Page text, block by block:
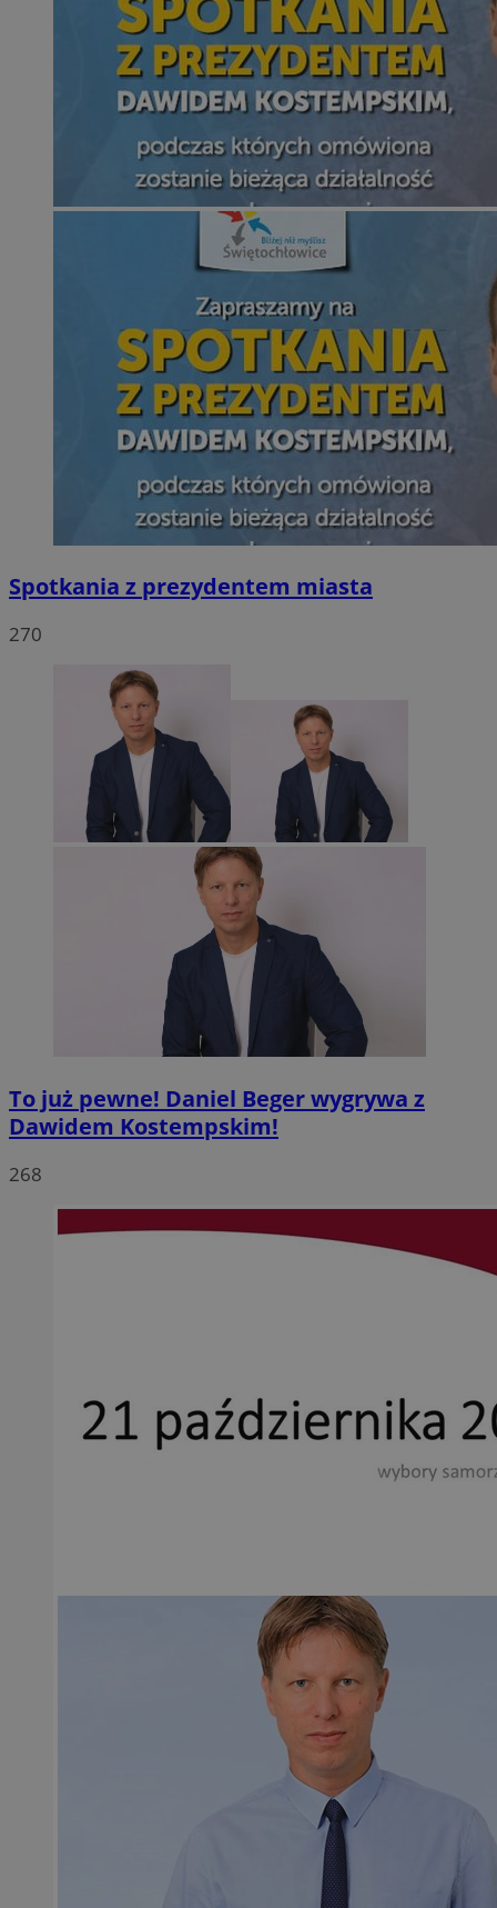
Spotkania z prezydentem miasta
270
To już pewne! Daniel Beger wygrywa z
Dawidem Kostempskim!
268